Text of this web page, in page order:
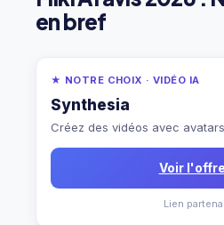
en bref
★ NOTRE CHOIX · VIDÉO IA
Synthesia
Créez des vidéos avec
Voir
Lien